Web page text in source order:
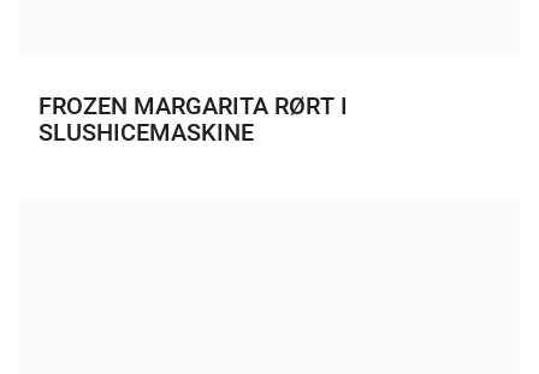
FROZEN MARGARITA RØRT I
SLUSHICEMASKINE